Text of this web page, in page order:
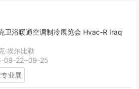
卫浴暖通空调制冷展览会 Hvac-R Iraq
·埃尔比勒
09-22~09-25
业展